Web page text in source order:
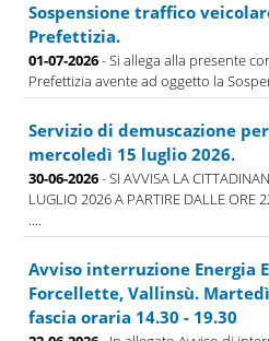
Sospensione traffico
Prefettizia.
01-07-2026- Si allega alla presente
Prefettizia avente ad oggetto la
Servizio di demuscazione
mercoledì 15 luglio 2026.
30-06-2026- SI AVVISA LA
LUGLIO 2026 A PARTIRE DALLE ORE
....
Avviso interruzione Energia
Forcellette, Vallinsù.
fascia oraria 14.30 - 19.30